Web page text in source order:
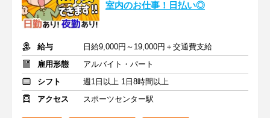
室内のお仕事！日払い◎
給与
日給9,000円～19,000円＋交通費支給
雇用形態
アルバイト・パート
シフト
週1日以上 1日8時間以上
アクセス
スポーツセンター駅